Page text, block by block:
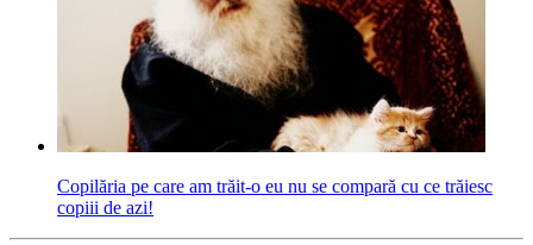
Copilăria pe care am trăit-o eu nu se compară cu ce trăiesc
copiii de azi!